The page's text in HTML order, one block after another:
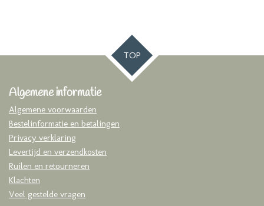
TOP
Algemene informatie
Algemene voorwaarden
Bestelinformatie en betalingen
Privacy verklaring
Levertijd en verzendkosten
Ruilen en retourneren
Klachten
Veel gestelde vragen